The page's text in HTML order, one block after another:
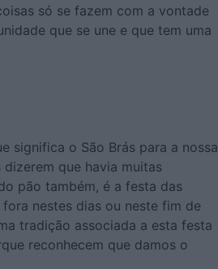
só se fazem com a vontade
que se une e que tem uma
significa o São Brás para a nossa
que havia muitas
pão também, é a festa das
nestes dias ou neste fim de
tradição associada a esta festa
reconhecem que damos o